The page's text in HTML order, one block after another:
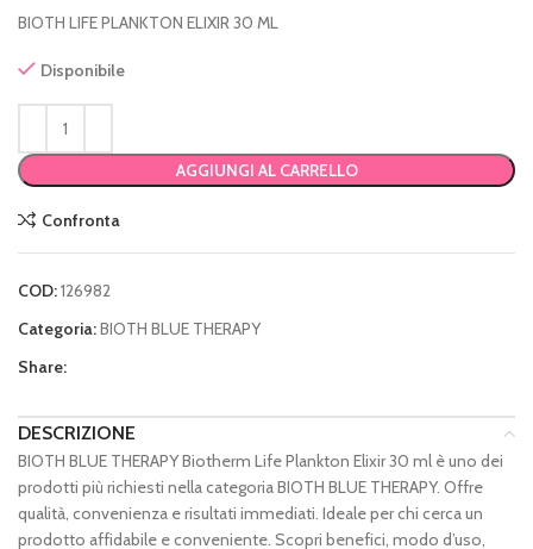
BIOTH LIFE PLANKTON ELIXIR 30 ML
Disponibile
AGGIUNGI AL CARRELLO
Confronta
COD:126982
Categoria:BIOTH BLUE THERAPY
Share:
DESCRIZIONE
BIOTH BLUE THERAPY Biotherm Life Plankton Elixir 30 ml è uno dei
prodotti più richiesti nella categoria BIOTH BLUE THERAPY. Offre
qualità, convenienza e risultati immediati. Ideale per chi cerca un
prodotto affidabile e conveniente. Scopri benefici, modo d’uso,